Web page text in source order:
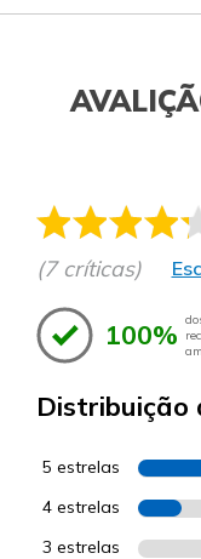
(7 críticas)
100%
Distribuição
5 estrelas
4 estrelas
3 estrelas